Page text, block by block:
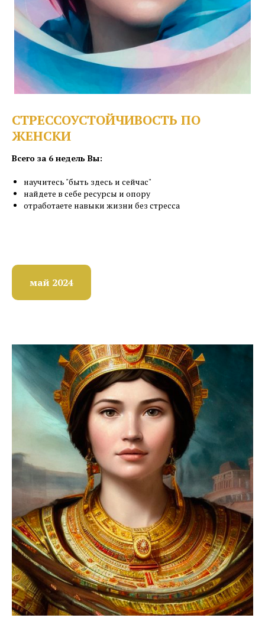
СТРЕССОУСТОЙЧИВОСТЬ ПО
ЖЕНСКИ
Всего за 6 недель Вы:
научитесь "быть здесь и сейчас"
найдете в себе ресурсы и опору
отработаете навыки жизни без стресса
май 2024